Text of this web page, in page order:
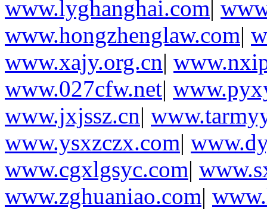
www.lyghanghai.com|
www.hongzhenglaw.com|
www.xajy.org.cn|
www.027cfw.net|
www.jxjssz.cn|
www.ysxzczx.com|
www.cgxlgsyc.com|
www.zghuaniao.com|